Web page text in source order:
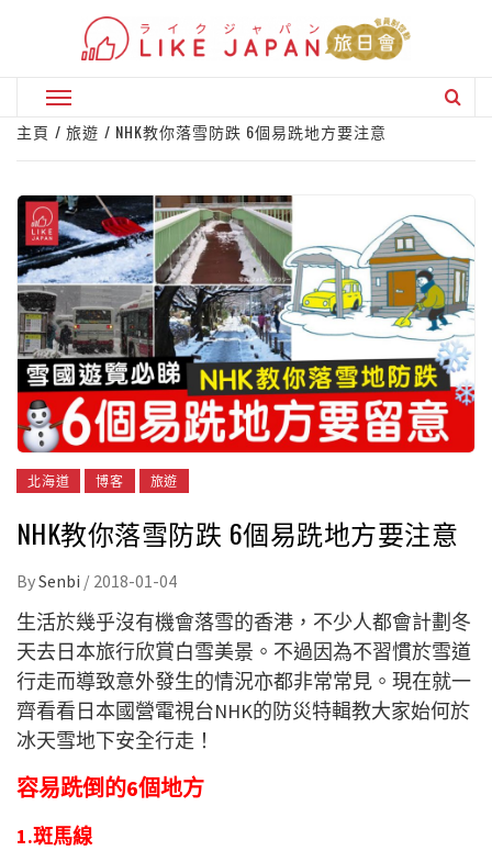
Primary
Menu
主頁 旅遊 NHK教你落雪防跌 6個易跣地方要注意
北海道 博客 旅遊
NHK教你落雪防跌 6個易跣地方要注意
BySenbi / 2018-01-04
生活於幾乎沒有機會落雪的香港，不少人都會計劃冬
天去日本旅行欣賞白雪美景。不過因為不習慣於雪道
行走而導致意外發生的情況亦都非常常見。現在就一
齊看看日本國營電視台NHK的防災特輯教大家始何於
冰天雪地下安全行走！
容易跣倒的6個地方
1.斑馬線